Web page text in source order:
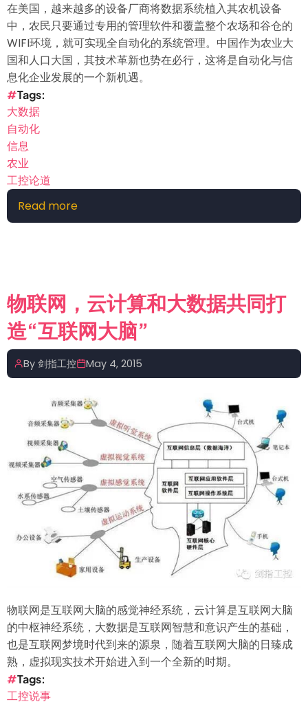
在美国，越来越多的设备厂商将数据系统植入其农机设备
中，农民只要通过专用的管理软件和覆盖整个农场和谷仓的
WIFI环境，就可实现全自动化的系统管理。中国作为农业大
国和人口大国，其技术革新也势在必行，这将是自动化与信
息化企业发展的一个新机遇。
Tags
大数据
自动化
信息
农业
工控论道
Read more
大
助
2050
年
地
球
养
活
90
人
口
（自
动
化
与
信
技
术
正
在
改
物联网，云计算和大数据共同打
造“互联网大脑”
By 剑指工控 May 4, 2015
物联网是互联网大脑的感觉神经系统，云计算是互联网大脑
的中枢神经系统，大数据是互联网智慧和意识产生的基础，
也是互联网梦境时代到来的源泉，随着互联网大脑的日臻成
熟，虚拟现实技术开始进入到一个全新的时期。
Tags
工控说事